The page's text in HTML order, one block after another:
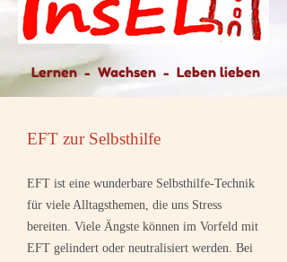
Lernen -Wachsen - Leben lieben
EFT zur Selbsthilfe
EFT ist eine wunderbare Selbsthilfe-Technik
für viele Alltagsthemen, die uns Stress
bereiten. Viele Ängste können im Vorfeld mit
EFT gelindert oder neutralisiert werden. Bei